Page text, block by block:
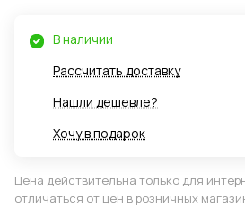
В наличии
Рассчитать доставку
Нашли дешевле?
Хочу в подарок
Цена действительна только для
отличаться от цен в розничных